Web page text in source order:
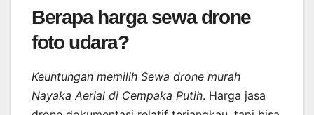
Berapa harga sewa drone
foto udara?
Keuntungan memilih Sewa drone murah
Nayaka Aerial di Cempaka Putih. Harga jasa